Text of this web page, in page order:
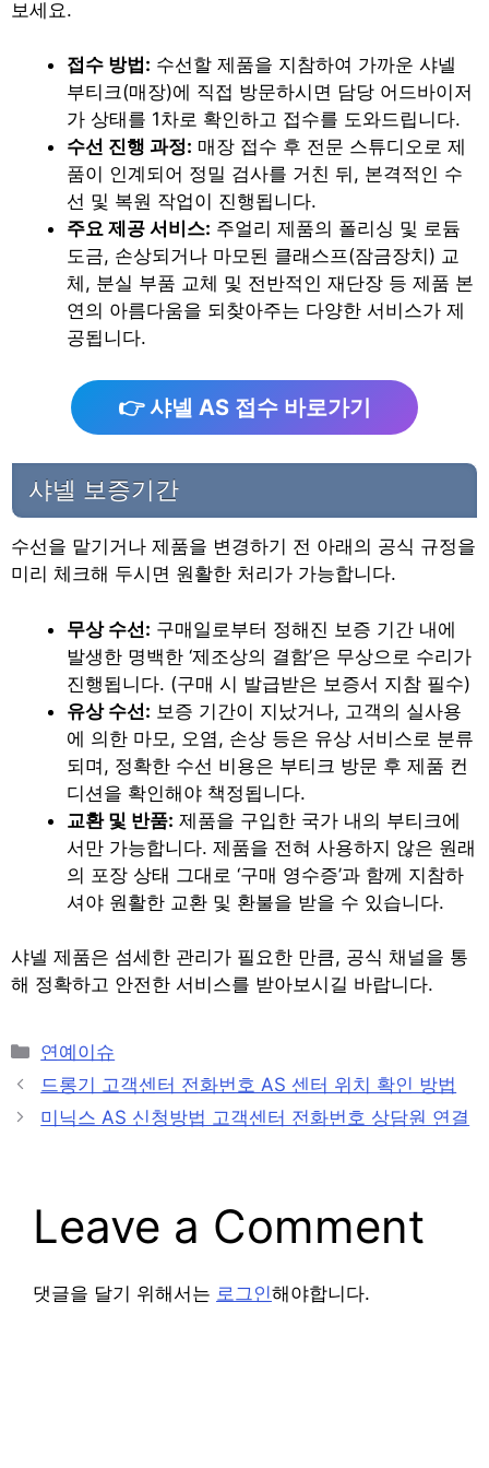
보세요.
접수 방법: 수선할 제품을 지참하여 가까운 샤넬
부티크(매장)에 직접 방문하시면 담당 어드바이저
가 상태를 1차로 확인하고 접수를 도와드립니다.
수선 진행 과정: 매장 접수 후 전문 스튜디오로 제
품이 인계되어 정밀 검사를 거친 뒤, 본격적인 수
선 및 복원 작업이 진행됩니다.
주요 제공 서비스: 주얼리 제품의 폴리싱 및 로듐
도금, 손상되거나 마모된 클래스프(잠금장치) 교
체, 분실 부품 교체 및 전반적인 재단장 등 제품 본
연의 아름다움을 되찾아주는 다양한 서비스가 제
공됩니다.
👉 샤넬 AS 접수 바로가기
샤넬 보증기간
수선을 맡기거나 제품을 변경하기 전 아래의 공식 규정을
미리 체크해 두시면 원활한 처리가 가능합니다.
무상 수선: 구매일로부터 정해진 보증 기간 내에
발생한 명백한 ‘제조상의 결함’은 무상으로 수리가
진행됩니다. (구매 시 발급받은 보증서 지참 필수)
유상 수선: 보증 기간이 지났거나, 고객의 실사용
에 의한 마모, 오염, 손상 등은 유상 서비스로 분류
되며, 정확한 수선 비용은 부티크 방문 후 제품 컨
디션을 확인해야 책정됩니다.
교환 및 반품: 제품을 구입한 국가 내의 부티크에
서만 가능합니다. 제품을 전혀 사용하지 않은 원래
의 포장 상태 그대로 ‘구매 영수증’과 함께 지참하
셔야 원활한 교환 및 환불을 받을 수 있습니다.
샤넬 제품은 섬세한 관리가 필요한 만큼, 공식 채널을 통
해 정확하고 안전한 서비스를 받아보시길 바랍니다.
Categories
연예이슈
Post
navigation
드롱기 고객센터 전화번호 AS 센터 위치 확인 방법
미닉스 AS 신청방법 고객센터 전화번호 상담원 연결
Leave a Comment
댓글을 달기 위해서는 로그인해야합니다.